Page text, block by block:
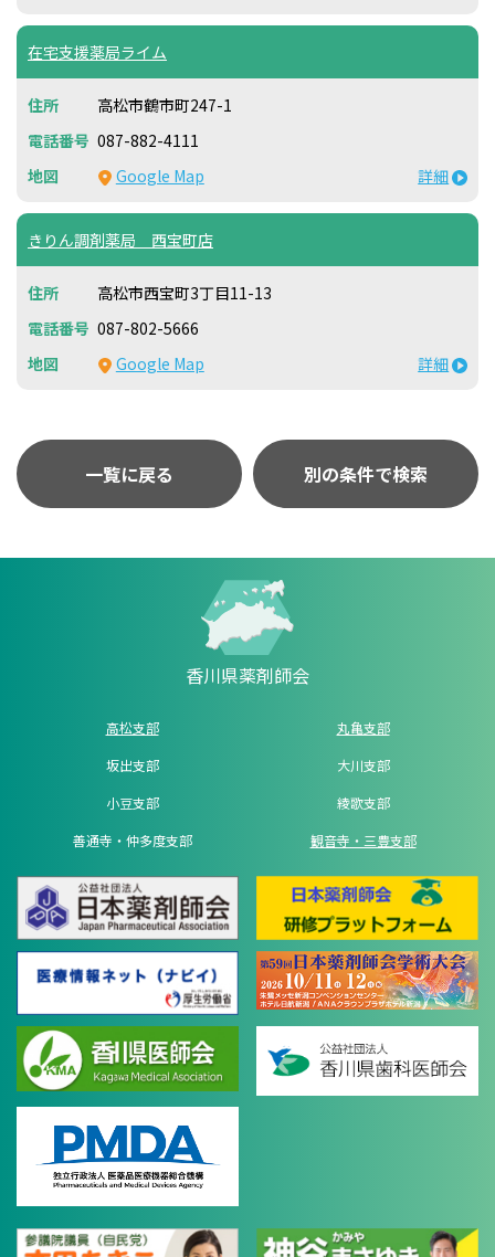
在宅支援薬局ライム
高松市鶴市町247-1
087-882-4111
Google Map
詳細
きりん調剤薬局 西宝町店
高松市西宝町3丁目11-13
087-802-5666
Google Map
詳細
一覧に戻る 別の条件で検索
香川県薬剤師会
高松支部
丸亀支部
坂出支部
大川支部
小豆支部
綾歌支部
善通寺・仲多度支部
観音寺・三豊支部